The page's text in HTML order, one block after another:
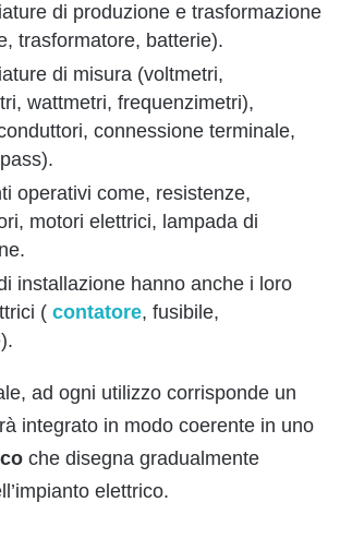
di produzione e trasformazione
trasformatore, batterie).
di misura (voltmetri,
wattmetri, frequenzimetri),
connessione terminale,
operativi come, resistenze,
motori elettrici, lampada di
installazione hanno anche i loro
( contatore, fusibile,
ad ogni utilizzo corrisponde un
integrato in modo coerente in uno
che disegna gradualmente
elettrico.